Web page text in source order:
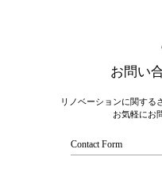
お問い
リノベーションに関する
お気軽にお
Contact Form